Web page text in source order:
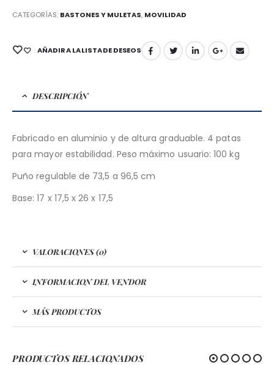
CATEGORÍAS: BASTONES Y MULETAS, MOVILIDAD
AÑADIR A LA LISTA DE DESEOS
DESCRIPCIÓN
Fabricado en aluminio y de altura graduable. 4 patas
para mayor estabilidad. Peso máximo usuario: 100 kg
Puño regulable de 73,5 a 96,5 cm
Base: 17 x 17,5 x 26 x 17,5
VALORACIONES (0)
INFORMACION DEL VENDOR
MÁS PRODUCTOS
PRODUCTOS RELACIONADOS